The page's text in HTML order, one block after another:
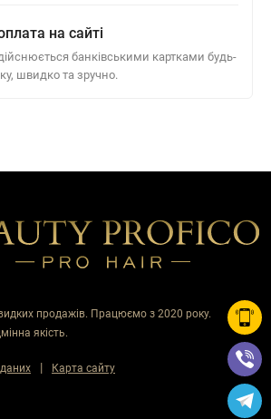
на сайті
банківськими картками будь-
швидко та зручно.
продажів. Працюємо з 2020 року.
якість.
| Карта сайту